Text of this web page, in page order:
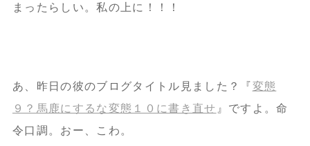
まったらしい。私の上に！！！
あ、昨日の彼のブログタイトル見ました？『変態
９？馬鹿にするな変態１０に書き直せ 』ですよ。命
令口調。おー、こわ。